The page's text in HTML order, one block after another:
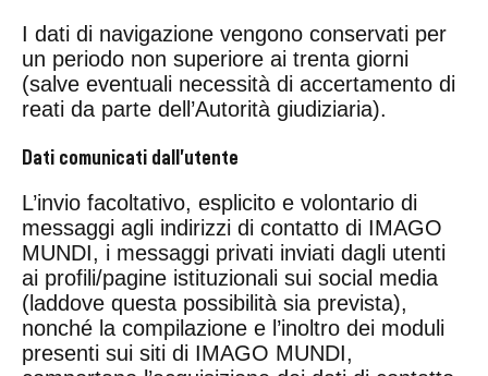
I dati di navigazione vengono conservati per
un periodo non superiore ai trenta giorni
(salve eventuali necessità di accertamento di
reati da parte dell’Autorità giudiziaria).
Dati comunicati dall’utente
L’invio facoltativo, esplicito e volontario di
messaggi agli indirizzi di contatto di IMAGO
MUNDI, i messaggi privati inviati dagli utenti
ai profili/pagine istituzionali sui social media
(laddove questa possibilità sia prevista),
nonché la compilazione e l’inoltro dei moduli
presenti sui siti di IMAGO MUNDI,